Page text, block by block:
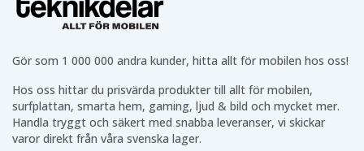
Gör som 1 000 000 andra kunder, hitta allt för mobilen hos oss!
Hos oss hittar du prisvärda produkter till allt för mobilen,
surfplattan, smarta hem, gaming, ljud & bild och mycket mer.
Handla tryggt och säkert med snabba leveranser, vi skickar
varor direkt från våra svenska lager.